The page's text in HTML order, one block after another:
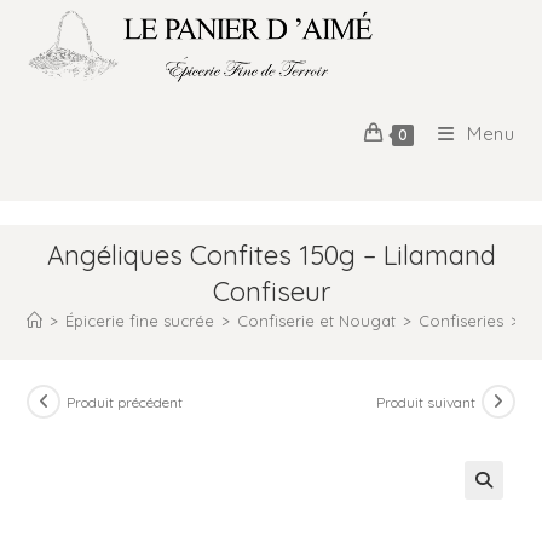
0 Menu
Angéliques Confites 150g – Lilamand
Confiseur
> Épicerie fine sucrée > Confiserie et Nougat > Confiseries >
Produit précédent Produit suivant